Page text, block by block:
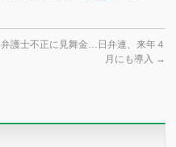
弁護士不正に見舞金…日弁連、来年４
月にも導入 →